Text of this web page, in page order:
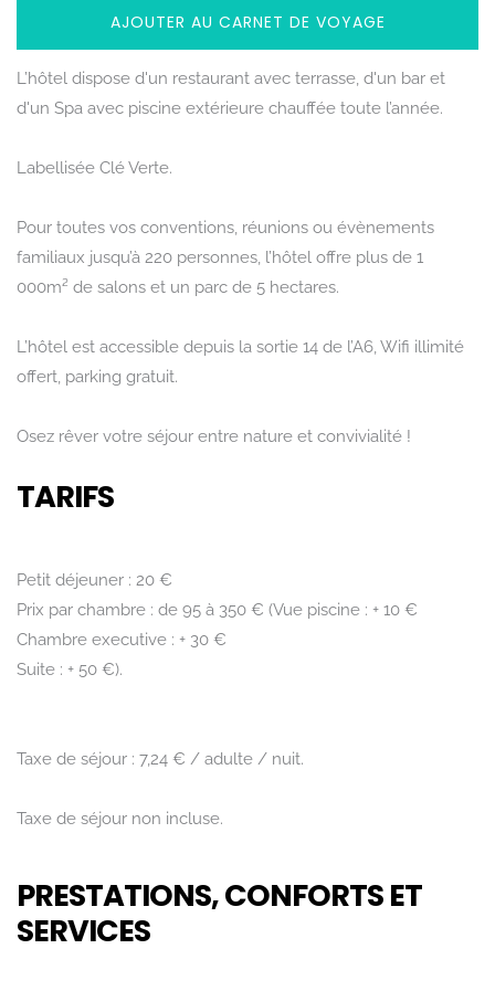
AJOUTER AU CARNET DE VOYAGE
L’hôtel dispose d'un restaurant avec terrasse, d'un bar et
d'un Spa avec piscine extérieure chauffée toute l’année.
Labellisée Clé Verte.
Pour toutes vos conventions, réunions ou évènements
familiaux jusqu’à 220 personnes, l’hôtel offre plus de 1
000m² de salons et un parc de 5 hectares.
L’hôtel est accessible depuis la sortie 14 de l’A6, Wifi illimité
offert, parking gratuit.
Osez rêver votre séjour entre nature et convivialité !
TARIFS
Petit déjeuner : 20 €
Prix par chambre : de 95 à 350 € (Vue piscine : + 10 €
Chambre executive : + 30 €
Suite : + 50 €).
Taxe de séjour : 7,24 € / adulte / nuit.
Taxe de séjour non incluse.
PRESTATIONS, CONFORTS ET
SERVICES